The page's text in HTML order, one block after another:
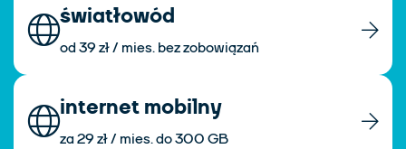
światłowód
od 39 zł / mies. bez zobowiązań
internet mobilny
za 29 zł / mies. do 300 GB